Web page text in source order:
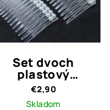
Set dvoch
plastový
hrebienok s
perlami
€2,90
Skladom